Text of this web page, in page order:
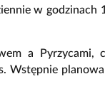
w godzinach
a Pyrzycami,
Wstępnie